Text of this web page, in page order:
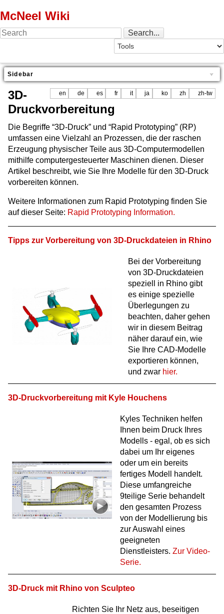
McNeel Wiki
Sidebar
en de es fr it ja ko zh zh-tw
3D-
Druckvorbereitung
Die Begriffe “3D-Druck” und “Rapid Prototyping” (RP)
umfassen eine Vielzahl an Prozessen, die der raschen
Erzeugung physischer Teile aus 3D-Computermodellen
mithilfe computergesteuerter Maschinen dienen. Dieser
Artikel beschreibt, wie Sie Ihre Modelle für den 3D-Druck
vorbereiten können.
Weitere Informationen zum Rapid Prototyping finden Sie
auf dieser Seite: Rapid Prototyping Information.
Tipps zur Vorbereitung von 3D-Druckdateien in Rhino
Bei der Vorbereitung
von 3D-Druckdateien
speziell in Rhino gibt
es einige spezielle
Überlegungen zu
beachten, daher gehen
wir in diesem Beitrag
näher darauf ein, wie
Sie Ihre CAD-Modelle
exportieren können,
und zwar hier.
3D-Druckvorbereitung mit Kyle Houchens
Kyles Techniken helfen
Ihnen beim Druck Ihres
Modells - egal, ob es sich
dabei um Ihr eigenes
oder um ein bereits
fertiges Modell handelt.
Diese umfangreiche
9teilige Serie behandelt
den gesamten Prozess
von der Modellierung bis
zur Auswahl eines
geeigneten
Dienstleisters. Zur Video-
Serie.
3D-Druck mit Rhino von Sculpteo
Richten Sie Ihr Netz aus, beseitigen